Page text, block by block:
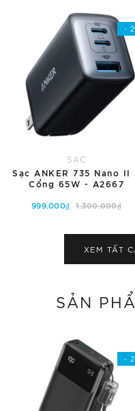
-
SẠC
Sạc ANKER 735 Nano II
Cổng 65W - A2667
999.000₫ 1.300.000₫
XEM TẤT
SẢN
-